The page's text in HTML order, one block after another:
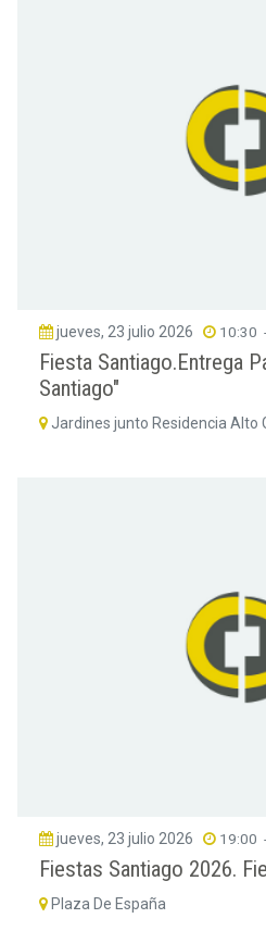
jueves, 23 julio 2026 10:30
Fiesta Santiago.Entrega
Santiago"
Jardines junto Residencia Alto
jueves, 23 julio 2026 19:00
Fiestas Santiago 2026.
Plaza De España